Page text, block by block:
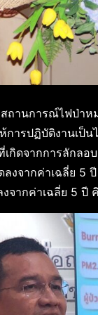
านการณ์ไฟป่าห
ารปฏิบัติงานเป็
ดจากการลักลอบ
งจากค่าเฉลี่ย 5
จากค่าเฉลี่ย 5 ปี